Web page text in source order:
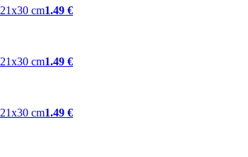
21x30 cm1.49 €
21x30 cm1.49 €
21x30 cm1.49 €